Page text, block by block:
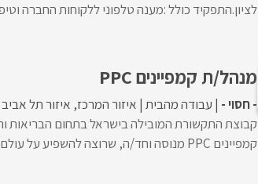
לציון.התפקיד כולל :מענה טלפוני ללקוחות החברה
מנהל/ת קמפיינים PPC
- חסוי - עבודה מהבית איזור המרכז איזור תל אביב
קבוצת התקשורת המובילה בישראל בתחום הבריאות
קמפיינים PPC מנוסה וחד/ה, שרוצה להשפיע על עולם התוכן הרפואי ...